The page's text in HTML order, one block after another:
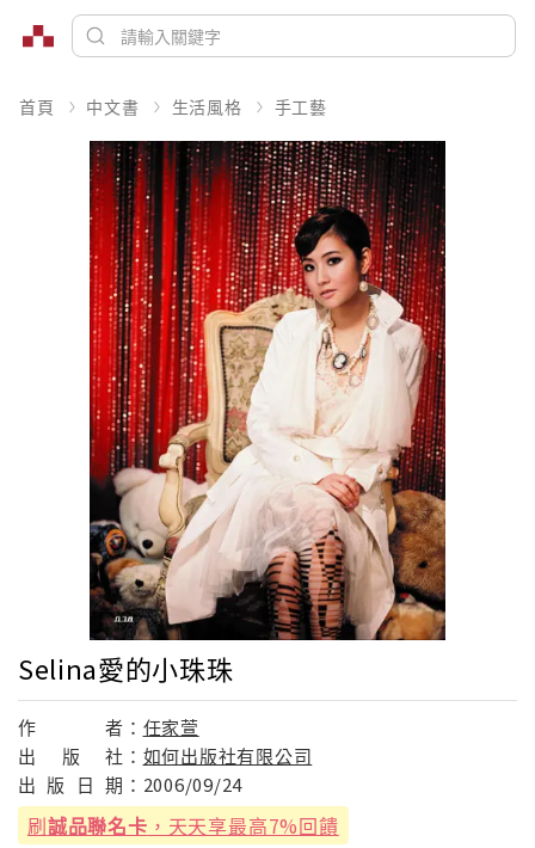
首頁 中文書 生活風格 手工藝
Selina愛的小珠珠
作 者： 任家萱
出
版 社： 如何出版社有限公司
出 版 日 期： 2006/09/24
刷誠品聯名卡 ，天天享最高7%回饋